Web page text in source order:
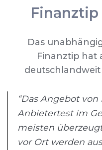
Das
Finanztip hat
deutschlandweit
“Das Angebot
Anbietertest im
meisten
vor Ort werden